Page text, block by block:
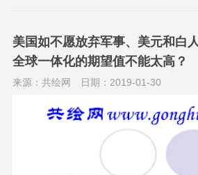
美国如不愿放弃军事、美元和白
全球一体化的期望值不能太高？
来源：共绘网 日期：2019-01-30